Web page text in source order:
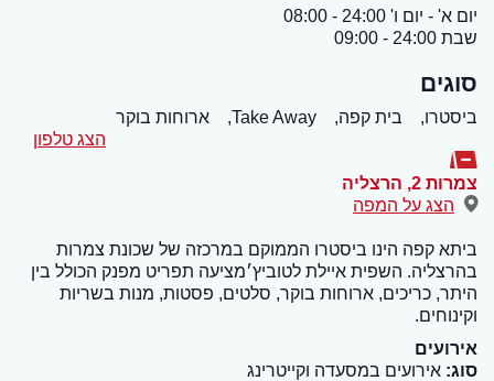
יום א' - יום ו' 24:00 - 08:00
שבת 24:00 - 09:00
סוגים
ביסטרו, בית קפה, Take Away,
ארוחות בוקר
הצג טלפון
צמרות 2 , הרצליה
הצג על המפה
ביתא קפה הינו ביסטרו הממוקם במרכזה של שכונת צמרות
בהרצליה. השפית איילת לטוביץ׳מציעה תפריט מפנק הכולל בין
היתר, כריכים, ארוחות בוקר, סלטים, פסטות, מנות בשריות
וקינוחים.
אירועים
סוג: אירועים במסעדה וקייטרינג